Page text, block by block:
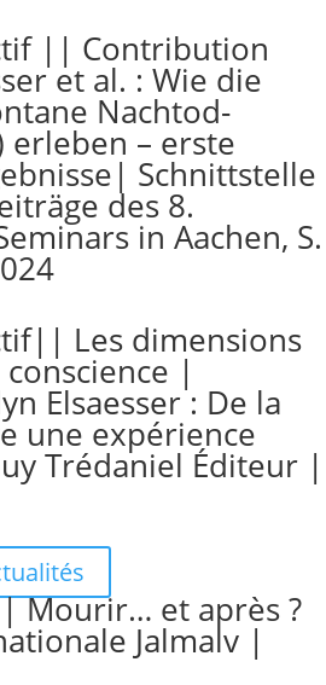
|| Contribution
et al. : Wie die
Nachtod-
erleben – erste
Schnittstelle
des 8.
in Aachen, S.
Les dimensions
|
Elsaesser : De la
une expérience
Trédaniel Éditeur |
Mourir… et après ?
Jalmalv |